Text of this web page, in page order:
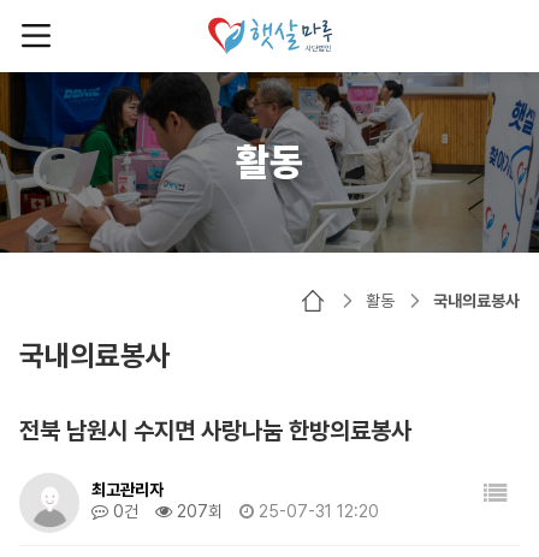
활동
활동 국내의료봉사
국내의료봉사
전북 남원시 수지면 사랑나눔 한방의료봉사
최고관리자
0건
207회 25-07-31 12:20